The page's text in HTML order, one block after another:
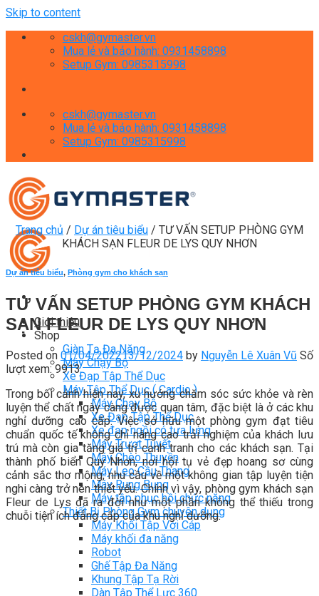
Skip to content
cskh@gymaster.vn
Mua lẻ và bảo hành: 0931458898
Setup Gym: 0985315998
cskh@gymaster.vn
Mua lẻ và bảo hành: 0931458898
Setup Gym: 0985315998
Giới thiệu
Shop
Giàn Tạ Đa Năng
Máy Chạy Bộ
Xe Đạp Tập Thể Dục
Máy Tập Thể Dục ( Cardio )
Máy Chạy Bộ
Xe Đạp Tập Thể Dục
Xe đạp ngồi có tựa lưng
Máy Trượt Tuyết
Máy Chèo Thuyền
Máy Leo Cầu Thang
Máy Rung Bụng
Máy tập phục hồi chức năng
Thiết Bị Phòng Gym chuyên dụng
Máy Khối Tập Với Cáp
Máy khối đa năng
Robot
Ghế Tập Đa Năng
Khung Tập Tạ Rời
Dàn Tập Thể Lực 360
Trang chủ / Dự án tiêu biểu / TƯ VẤN SETUP PHÒNG GYM
KHÁCH SẠN FLEUR DE LYS QUY NHƠN
Dự án tiêu biểu, Phòng gym cho khách sạn
TƯ VẤN SETUP PHÒNG GYM KHÁCH
SẠN FLEUR DE LYS QUY NHƠN
Posted on 01/04/202213/12/2024 by Nguyễn Lê Xuân Vũ Số
lượt xem: 9913
Trong bối cảnh hiện nay, xu hướng chăm sóc sức khỏe và rèn
luyện thể chất ngày càng được quan tâm, đặc biệt là ở các khu
nghỉ dưỡng cao cấp. Việc sở hữu một phòng gym đạt tiêu
chuẩn quốc tế không chỉ nâng cao trải nghiệm của khách lưu
trú mà còn gia tăng giá trị cạnh tranh cho các khách sạn. Tại
thành phố biển Quy Nhơn, nơi hội tụ vẻ đẹp hoang sơ cùng
cảnh sắc thơ mộng, nhu cầu về một không gian tập luyện tiện
nghi càng trở nên thiết yếu. Chính vì vậy, phòng gym khách sạn
Fleur de Lys đã ra đời như một phần không thể thiếu trong
chuỗi tiện ích đẳng cấp của khu nghỉ dưỡng.